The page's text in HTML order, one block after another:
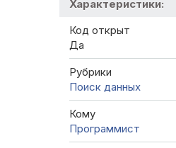
Характеристики:
Код открыт
Да
Рубрики
Поиск данных
Кому
Программист